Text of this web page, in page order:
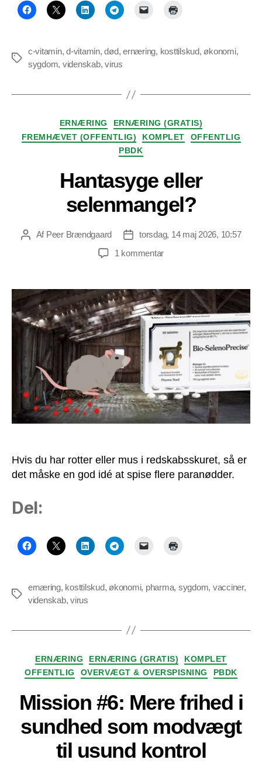
Tags
c-vitamin,d-vitamin,død,ernæring, kosttilskud,økonomi,
sygdom, videnskab,virus
Kategorier
ERNÆRING
ERNÆRING (GRATIS)
FREMHÆVET (OFFENTLIG)
KOMPLET
OFFENTLIG
PBDK
Hantasyge eller
selenmangel?
Indlægsforfatter
Af Peer Brændgaard Indlægsdato
torsdag, 14 maj 2026, 10:57
1 kommentartil
selenmangel?
Hvis du har rotter eller mus i redskabsskuret, så er
det måske en god idé at spise flere paranødder.
Del:
Tags
ernæring, kosttilskud, økonomi, pharma, sygdom, vacciner,
videnskab,virus
Kategorier
ERNÆRING ERNÆRING (GRATIS)
KOMPLET
OFFENTLIG
OVERVÆGT & OVERSPISNING PBDK
Mission #6: Mere frihed i
sundhed som modvægt
til usund kontrol